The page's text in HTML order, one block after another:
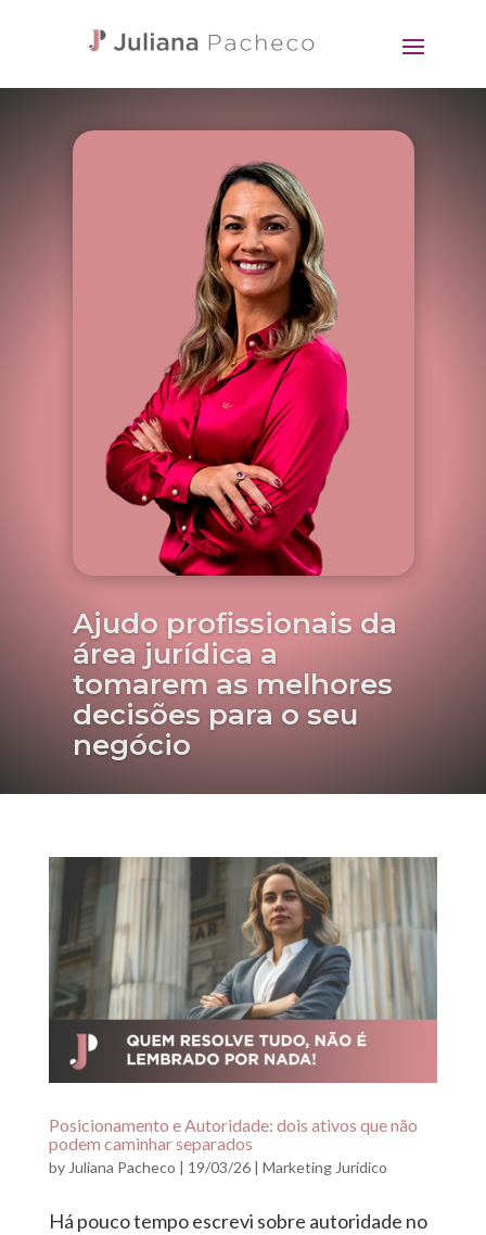
Ajudo profissionais da
área jurídica a
tomarem as melhores
decisões para o seu
negócio
Posicionamento e Autoridade: dois ativos que não
podem caminhar separados
by Juliana Pacheco | 19/03/26| Marketing Jurídico
Há pouco tempo escrevi sobre autoridade no